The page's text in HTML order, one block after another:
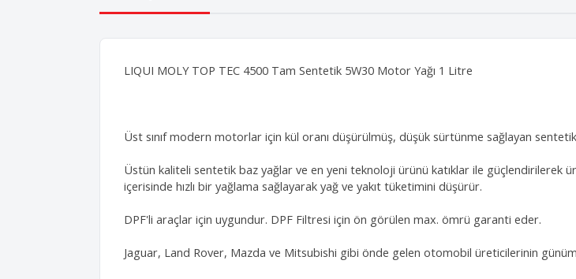
LIQUI MOLY TOP TEC 4500 Tam Sentetik 5W30 Motor Yağı 1 Litre
Üst sınıf modern motorlar için kül oranı düşürülmüş, düşük sürtünme sağlayan
Üstün kaliteli sentetik baz yağlar ve en yeni teknoloji ürünü katıklar ile güçlendirilerek
içerisinde hızlı bir yağlama sağlayarak yağ ve yakıt tüketimini düşürür.
DPF'li araçlar için uygundur. DPF Filtresi için ön görülen max. ömrü garanti eder.
Jaguar, Land Rover, Mazda ve Mitsubishi gibi önde gelen otomobil üreticilerinin